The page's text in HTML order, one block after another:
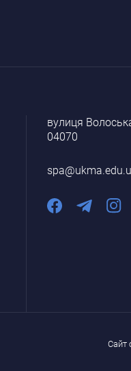
вулиця
04070
Сайт